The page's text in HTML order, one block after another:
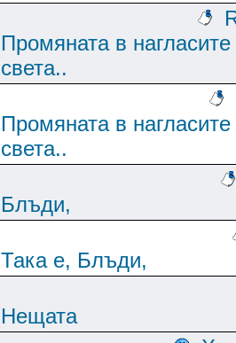
Промяната в
света..
Промяната в
света..
Блъди,
Така е, Блъди,
Нещата